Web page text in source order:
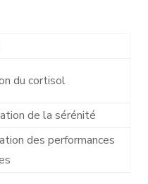
du cortisol
de la sérénité
des performances